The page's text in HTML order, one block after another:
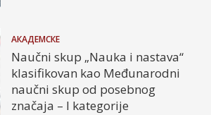
АКАДЕМСКЕ
Naučni skup „Nauka i nastava“
klasifikovan kao Međunarodni
naučni skup od posebnog
značaja – I kategorije